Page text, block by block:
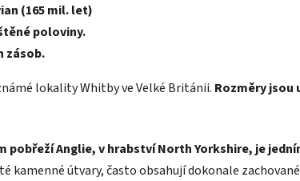
(165 mil. let)
poloviny.
zásob.
lokality Whitby ve Velké Británii. Rozměry jsou
pobřeží Anglie, v hrabství North Yorkshire, je
kamenné útvary, často obsahují dokonale